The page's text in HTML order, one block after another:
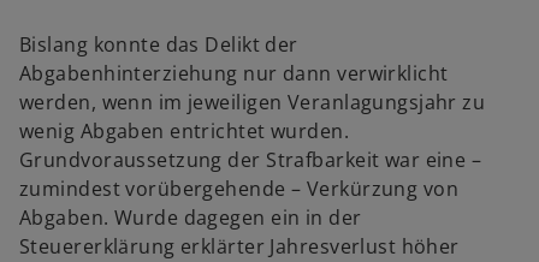
Bislang konnte das Delikt der
Abgabenhinterziehung nur dann verwirklicht
werden, wenn im jeweiligen Veranlagungsjahr zu
wenig Abgaben entrichtet wurden.
Grundvoraussetzung der Strafbarkeit war eine –
zumindest vorübergehende – Verkürzung von
Abgaben. Wurde dagegen ein in der
Steuererklärung erklärter Jahresverlust höher